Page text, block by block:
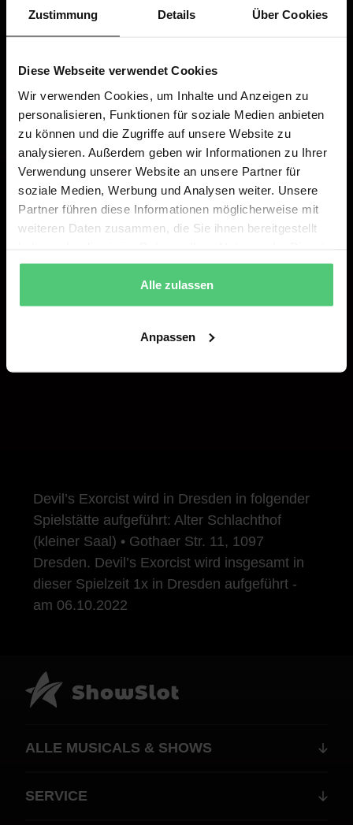
Zustimmung Details Über Cookies
Diese Webseite verwendet Cookies
Wir verwenden Cookies, um Inhalte und Anzeigen zu
personalisieren, Funktionen für soziale Medien anbieten
zu können und die Zugriffe auf unsere Website zu
analysieren. Außerdem geben wir Informationen zu Ihrer
Verwendung unserer Website an unsere Partner für
soziale Medien, Werbung und Analysen weiter. Unsere
Partner führen diese Informationen möglicherweise mit
weiteren Daten zusammen, die Sie ihnen bereitgestellt
gesammelt haben.
Alle zulassen
Anpassen
Ohne Gebühren und nirgendwo günstiger
Devil’s Exorcist wird in Dresden in folgender
Spielstätte aufgeführt: Alter Schlachthof
(kleiner Saal) • Gothaer Str. 11, 1097
Dresden. Devil’s Exorcist wird insgesamt in
dieser Spielzeit 1x in Dresden aufgeführt -
am 06.10.2022
ALLE MUSICALS & SHOWS
SERVICE